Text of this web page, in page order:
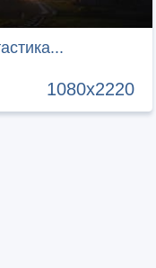
1080x2220